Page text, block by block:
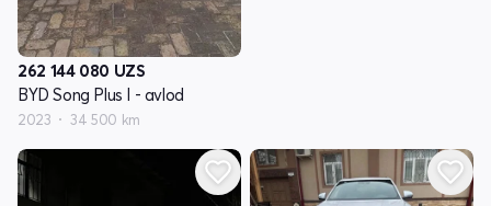
262 144 080 UZS
BYD Song Plus I - avlod
2023 34 500 km